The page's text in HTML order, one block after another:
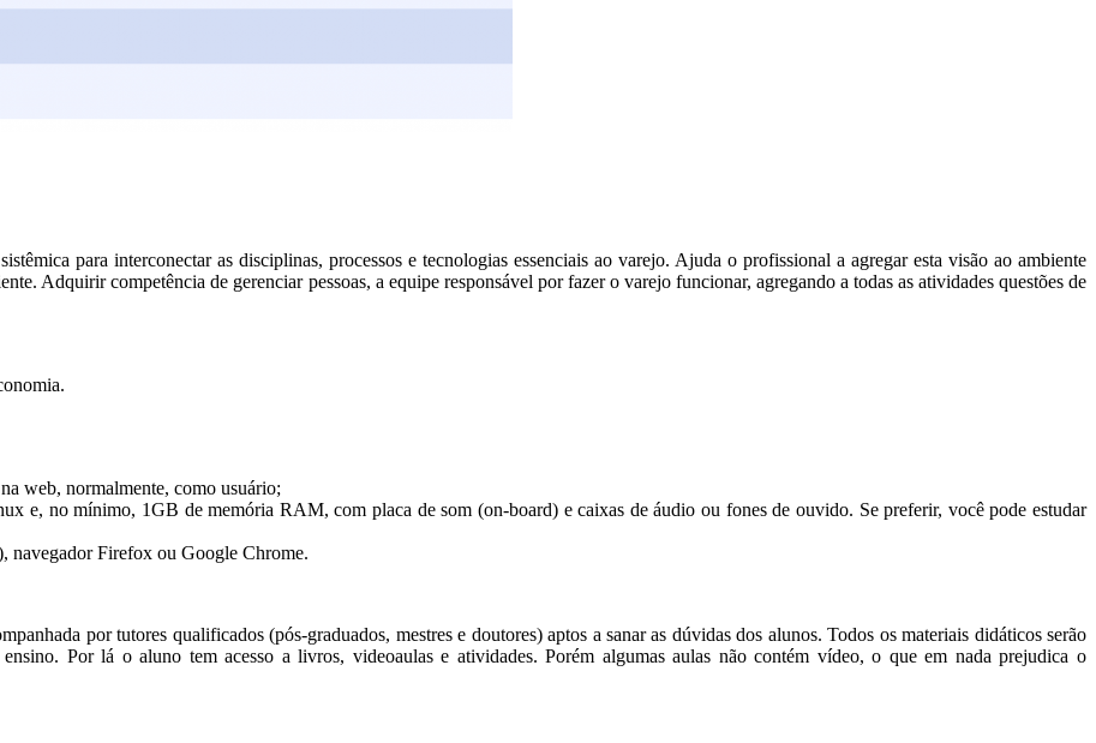
para interconectar as disciplinas, processos e tecnologias essenciais ao varejo. Ajuda o profissional a agregar esta visão ao ambiente
Adquirir competência de gerenciar pessoas, a equipe responsável por fazer o varejo funcionar, agregando a todas as atividades questões de
web, normalmente, como usuário;
e, no mínimo, 1GB de memória RAM, com placa de som (on-board) e caixas de áudio ou fones de ouvido. Se preferir, você pode estudar
navegador Firefox ou Google Chrome.
por tutores qualificados (pós-graduados, mestres e doutores) aptos a sanar as dúvidas dos alunos. Todos os materiais didáticos serão
Por lá o aluno tem acesso a livros, videoaulas e atividades. Porém algumas aulas não contém vídeo, o que em nada prejudica o